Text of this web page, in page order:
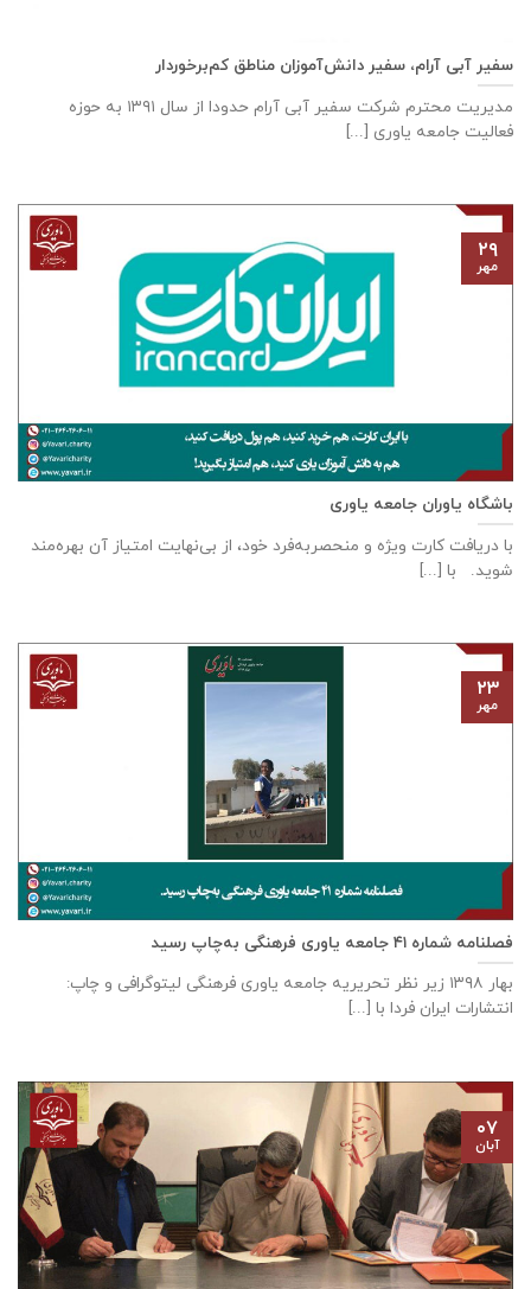
سفیر آبی آرام، سفیر دانش‌آموزان مناطق کم‌برخوردار
مدیریت محترم شرکت سفیر آبی آرام حدودا از سال ۱۳۹۱ به حوزه
فعالیت جامعه یاوری [...]
باشگاه یاوران جامعه یاوری
با دریافت کارت ویژه و منحصربه‌فرد خود، از بی‌نهایت امتیاز آن بهره‌مند
شوید. با [...]
۲۹
مهر
فصلنامه شماره ۴۱ جامعه یاوری فرهنگی به‌چاپ رسید
بهار ۱۳۹۸ زیر نظر تحریریه جامعه یاوری فرهنگی لیتوگرافی و چاپ:
انتشارات ایران فردا با [...]
۲۳
مهر
۰۷
آبان